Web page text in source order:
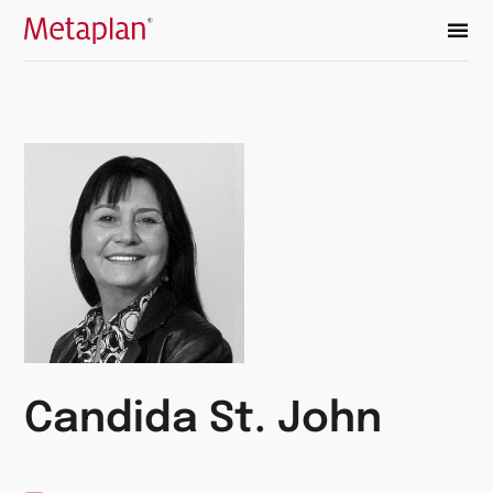
d’accueil
Candida St. John